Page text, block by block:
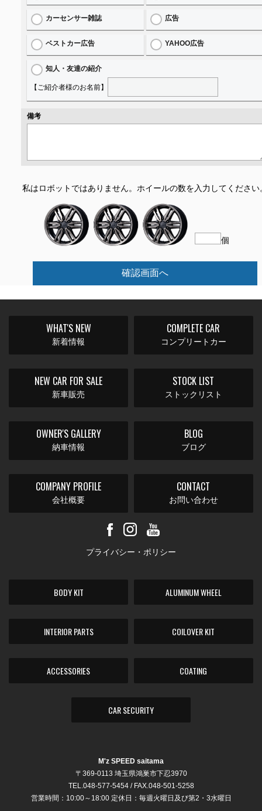
カーセンサー雑誌 広告
ベストカー広告 YAHOO広告
知人・友達の紹介
【ご紹介者様のお名前】
備考
私はロボットではありません。 ホイールの数を入力してください
個
確認画面へ
WHAT'S NEW
新着情報
COMPLETE CAR
コンプリートカー
NEW CAR FOR SALE
新車販売
STOCK LIST
ストックリスト
OWNER'S GALLERY
納車情報
BLOG
ブログ
COMPANY PROFILE
会社概要
CONTACT
お問い合わせ
プライバシー・ポリシー
BODY KIT ALUMINUM WHEEL
INTERIOR PARTS COILOVER KIT
ACCESSORIES COATING
CAR SECURITY
M'z SPEED saitama
〒369-0113 埼玉県鴻巣市下忍3970
TEL.048-577-5454 / FAX.048-501-5258
営業時間：10:00～18:00 定休日：毎週火曜日及び第2・3水曜日